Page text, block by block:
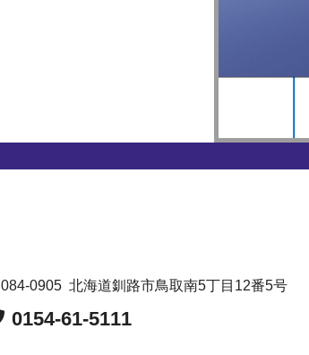
0905 北海道釧路市鳥取南5丁目12番5号
0154-61-5111